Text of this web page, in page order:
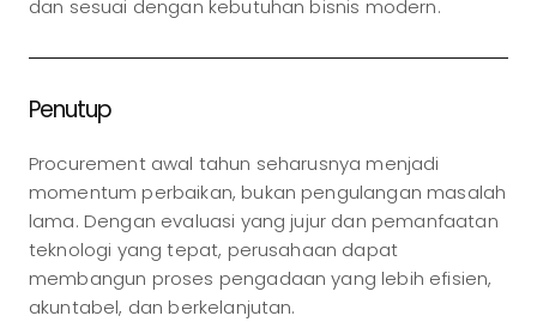
dan sesuai dengan kebutuhan bisnis modern.
Penutup
Procurement awal tahun seharusnya menjadi
momentum perbaikan, bukan pengulangan masalah
lama. Dengan evaluasi yang jujur dan pemanfaatan
teknologi yang tepat, perusahaan dapat
membangun proses pengadaan yang lebih efisien,
akuntabel, dan berkelanjutan.